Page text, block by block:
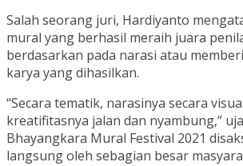
Salah seorang juri, Hardiyanto
mural yang berhasil meraih juara
berdasarkan pada narasi atau
karya yang dihasilkan.
“Secara tematik, narasinya secara
kreatifitasnya jalan dan nyambung,”
Bhayangkara Mural Festival 2021
langsung oleh sebagian besar